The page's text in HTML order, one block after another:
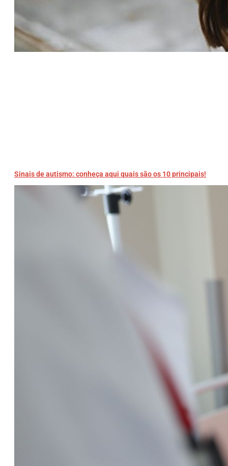
Sinais de autismo: conheça aqui quais são os 10 principais!